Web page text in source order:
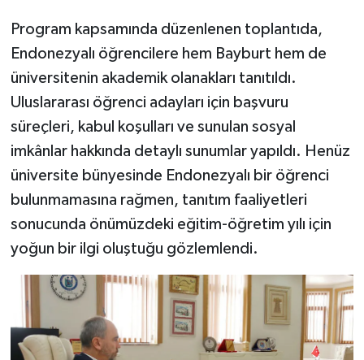
Program kapsamında düzenlenen toplantıda,
Endonezyalı öğrencilere hem Bayburt hem de
üniversitenin akademik olanakları tanıtıldı.
Uluslararası öğrenci adayları için başvuru
süreçleri, kabul koşulları ve sunulan sosyal
imkânlar hakkında detaylı sunumlar yapıldı. Henüz
üniversite bünyesinde Endonezyalı bir öğrenci
bulunmamasına rağmen, tanıtım faaliyetleri
sonucunda önümüzdeki eğitim-öğretim yılı için
yoğun bir ilgi oluştuğu gözlemlendi.